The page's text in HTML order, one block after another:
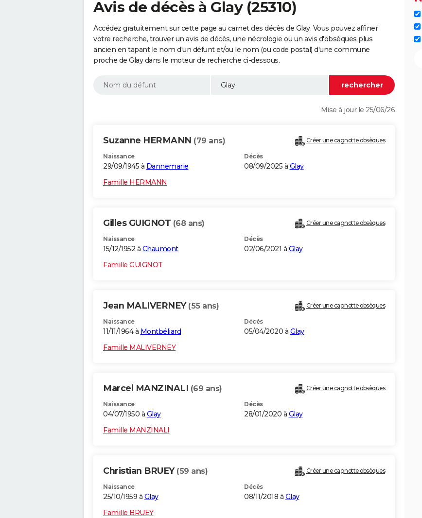
Avis de décès à Glay (25310)
Accédez gratuitement sur cette page au carnet des décès de Glay. Vous pouvez affiner
votre recherche, trouver un avis de décès, une nécrologie ou un avis d'obsèques plus
ancien en tapant le nom d'un défunt et/ou le nom (ou code postal) d'une commune
proche de Glay dans le moteur de recherche ci-dessous.
Mise à jour le 25/06/26
Suzanne HERMANN (79 ans) Créer une cagnotte obsèques
Naissance
29/09/1945 à Dannemarie
Décès
08/09/2025 à Glay
Famille HERMANN
Gilles GUIGNOT (68 ans) Créer une cagnotte obsèques
Naissance
15/12/1952 à Chaumont
Décès
02/06/2021 à Glay
Famille GUIGNOT
Jean MALIVERNEY (55 ans) Créer une cagnotte obsèques
Naissance
11/11/1964 à Montbéliard
Décès
05/04/2020 à Glay
Famille MALIVERNEY
Marcel MANZINALI (69 ans) Créer une cagnotte obsèques
Naissance
04/07/1950 à Glay
Décès
28/01/2020 à Glay
Famille MANZINALI
Christian BRUEY (59 ans) Créer une cagnotte obsèques
Naissance
25/10/1959 à Glay
Décès
08/11/2018 à Glay
Famille BRUEY